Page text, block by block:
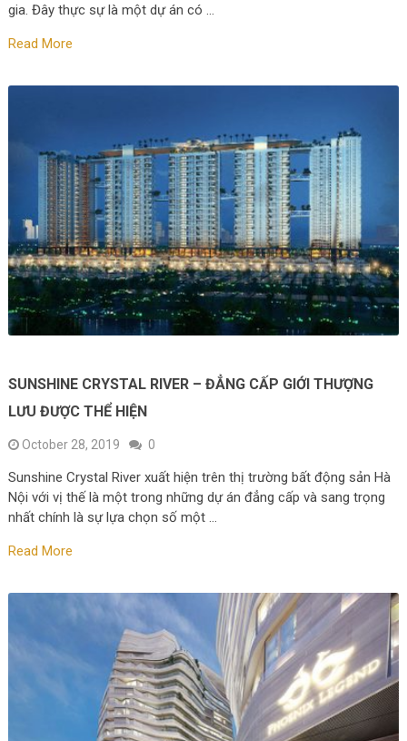
gia. Đây thực sự là một dự án có …
Read More
SUNSHINE CRYSTAL RIVER – ĐẲNG CẤP GIỚI THƯỢNG
LƯU ĐƯỢC THỂ HIỆN
October 28, 2019 0
Sunshine Crystal River xuất hiện trên thị trường bất động sản Hà
Nội với vị thế là một trong những dự án đẳng cấp và sang trọng
nhất chính là sự lựa chọn số một …
Read More